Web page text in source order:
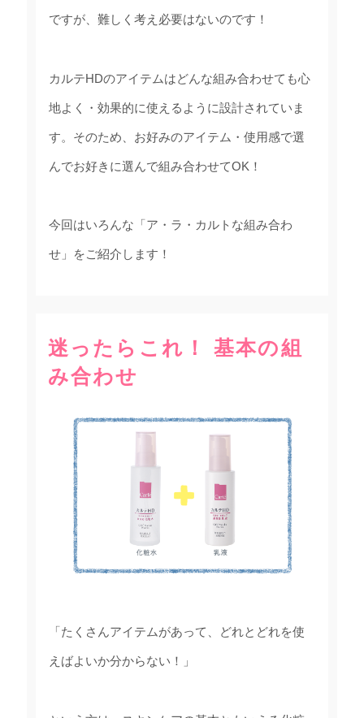
ですが、難しく考え必要はないのです！
カルテHDのアイテムはどんな組み合わせても心
地よく・効果的に使えるように設計されていま
す。そのため、お好みのアイテム・使用感で選
んでお好きに選んで組み合わせてOK！
今回はいろんな「ア・ラ・カルトな組み合わ
せ」をご紹介します！
迷ったらこれ！ 基本の組
み合わせ
「たくさんアイテムがあって、どれとどれを使
えばよいか分からない！」